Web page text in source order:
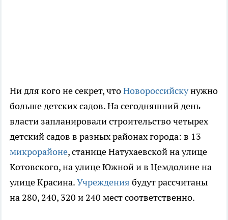
Ни для кого не секрет, чтоНовороссийскунужно
больше детских садов. На сегодняшний день
власти запланировали строительство четырех
детский садов в разных районах города: в 13
микрорайоне, станице Натухаевской на улице
Котовского, на улице Южной и в Цемдолине на
улице Красина.Учреждения будут рассчитаны
на 280, 240, 320 и 240 мест соответственно.